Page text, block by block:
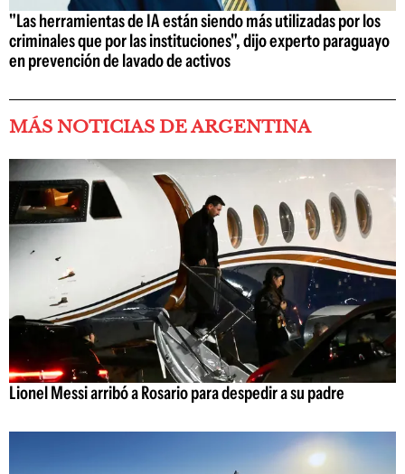
"Las herramientas de IA están siendo más utilizadas por los
criminales que por las instituciones", dijo experto paraguayo
en prevención de lavado de activos
MÁS NOTICIAS DE ARGENTINA
Lionel Messi arribó a Rosario para despedir a su padre